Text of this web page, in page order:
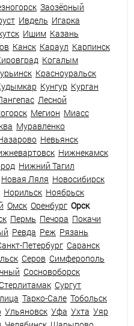
Заозёрный
Ивдель Игарка
Ишим Казань
Канск Караул Карпинск
Когалым
Красноуральск
Кунгур Курган
Лесной
Мегион Миасс
Муравленко
Невьянск
Нижнекамск
Нижний Тагил
Новая Ляля Новосибирск
Норильск Ноябрьск
Омск Оренбург Орск
Пермь Печора Покачи
Ревда Реж Рязань
Петербург Саранск
Серов Симферополь
Сосновоборск
Стерлитамак Сургут
Тарко-Сале Тобольск
Ульяновск Уфа Ухта Уяр